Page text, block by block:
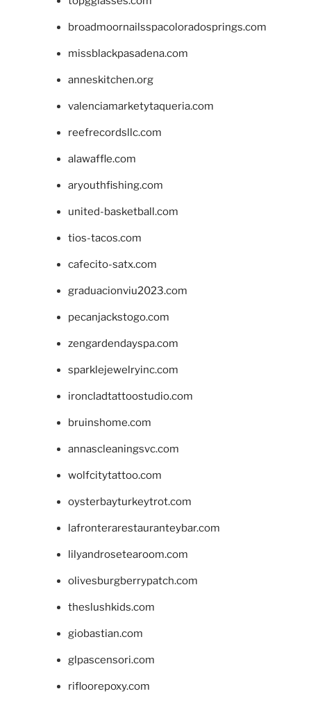
broadmoornailsspacoloradosprings.com
missblackpasadena.com
anneskitchen.org
valenciamarketytaqueria.com
reefrecordsllc.com
alawaffle.com
aryouthfishing.com
united-basketball.com
tios-tacos.com
cafecito-satx.com
graduacionviu2023.com
pecanjackstogo.com
zengardendayspa.com
sparklejewelryinc.com
ironcladtattoostudio.com
bruinshome.com
annascleaningsvc.com
wolfcitytattoo.com
oysterbayturkeytrot.com
lafronterarestauranteybar.com
lilyandrosetearoom.com
olivesburgberrypatch.com
theslushkids.com
giobastian.com
glpascensori.com
rifloorepoxy.com